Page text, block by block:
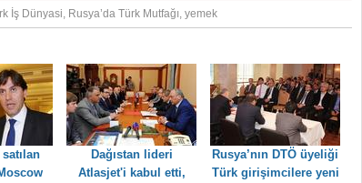
İş Dünyasi Rusya’da Türk Mutfağı yemek
Dağıstan lideri
Atlasjet'i kabul etti,
Rusya’nın DTÖ üyeliği
Türk girişimcilere yeni